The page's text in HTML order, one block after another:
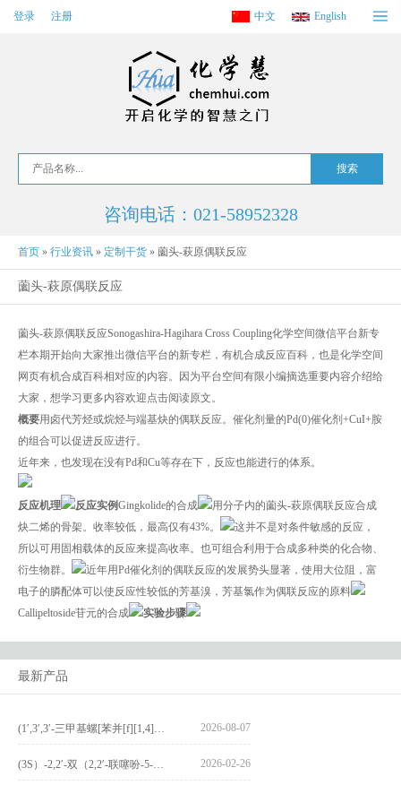
登录 注册 中文 English
咨询电话：021-58952328
首页 » 行业资讯 » 定制干货 » 薗头-萩原偶联反应
薗头-萩原偶联反应
薗头-萩原偶联反应Sonogashira-Hagihara Cross Coupling化学空间微信平台新专
栏本期开始向大家推出微信平台的新专栏，有机合成反应百科，也是化学空间
网页有机合成百科相对应的内容。因为平台空间有限小编摘选重要内容介绍给
大家，想学习更多内容欢迎点击阅读原文。
概要用卤代芳烃或烷烃与端基炔的偶联反应。催化剂量的Pd(0)催化剂+CuI+胺
的组合可以促进反应进行。
近年来，也发现在没有Pd和Cu等存在下，反应也能进行的体系。
反应机理 反应实例Gingkolide的合成
用分子内的薗头-萩原偶联反应合成
炔二烯的骨架。收率较低，最高仅有43%。
这并不是对条件敏感的反应，
所以可用固相载体的反应来提高收率。也可组合利用于合成多种类的化合物、
衍生物群。
近年用Pd催化剂的偶联反应的发展势头显著，使用大位阻，富
电子的膦配体可以使反应性较低的芳基溴，芳基氯作为偶联反应的原料
Callipeltoside苷元的合成
实验步骤
最新产品
2026-08-07
2026-02-26